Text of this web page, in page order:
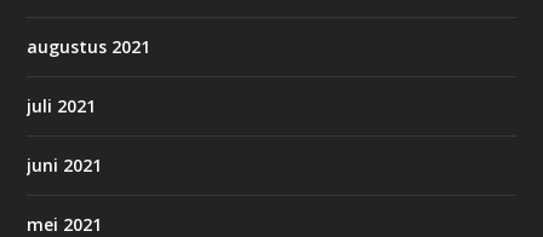
augustus 2021
juli 2021
juni 2021
mei 2021